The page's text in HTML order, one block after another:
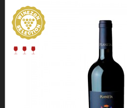
REA 221190
INFORMAZIONE
Privacy e Cookie Policy
Domande frequenti
CONDIZIONI DI UTILIZZO